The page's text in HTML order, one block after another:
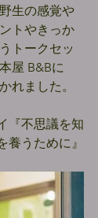
生の感覚や
トやきっか
トークセッ
屋 B&Bに
れました。
『不思議を知
養うために』